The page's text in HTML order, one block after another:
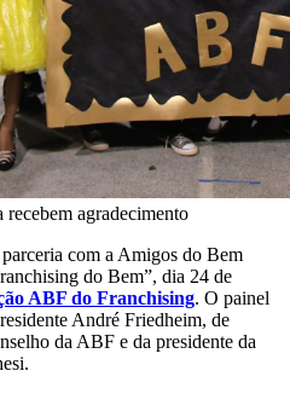
recebem agradecimento
com a Amigos do Bem
do Bem”, dia 24 de
ABF do Franchising. O painel
André Friedheim, de
da ABF e da presidente da